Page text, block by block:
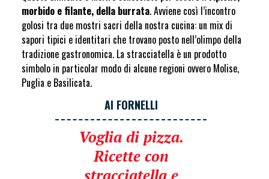
morbido e filante, della burrata. Avviene così l’incontro
golosi tra due mostri sacri della nostra cucina: un mix di
sapori tipici e identitari che trovano posto nell’olimpo della
tradizione gastronomica. La stracciatella è un prodotto
simbolo in particolar modo di alcune regioni ovvero Molise,
Puglia e Basilicata.
AI FORNELLI
Voglia di pizza.
Ricette con
stracciatella e